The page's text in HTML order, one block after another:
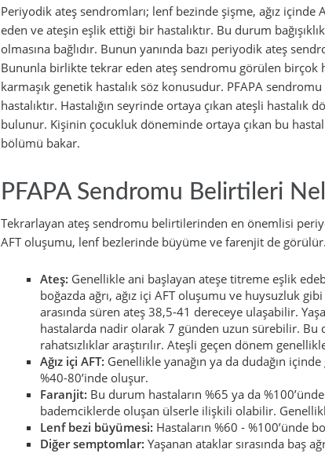
Periyodik ateş sendromları; lenf bezinde şişme, ağız
eden ve ateşin eşlik ettiği bir hastalıktır. Bu durum
olmasına bağlıdır. Bunun yanında bazı periyodik ateş
Bununla birlikte tekrar eden ateş sendromu görülen birçok
karmaşık genetik hastalık söz konusudur. PFAPA
hastalıktır. Hastalığın seyrinde ortaya çıkan ateşli hastalık
bulunur. Kişinin çocukluk döneminde ortaya çıkan bu
bölümü bakar.
PFAPA Sendromu Belirtileri
Tekrarlayan ateş sendromu belirtilerinden en önemlisi
AFT oluşumu, lenf bezlerinde büyüme ve farenjit de
Ateş: Genellikle ani başlayan ateşe titreme eşlik
boğazda ağrı, ağız içi AFT oluşumu ve huysuzluk
arasında süren ateş 38,5-41 dereceye ulaşabilir.
hastalarda nadir olarak 7 günden uzun sürebilir. Bu
rahatsızlıklar araştırılır. Ateşli geçen dönem
Ağız içi AFT: Genellikle yanağın ya da dudağın
%40-80’inde oluşur.
Faranjit: Bu durum hastaların %65 ya da
bademciklerde oluşan ülserle ilişkili olabilir.
Lenf bezi büyümesi: Hastaların %60 - %100’ünde
Diğer semptomlar: Yaşanan ataklar sırasında baş